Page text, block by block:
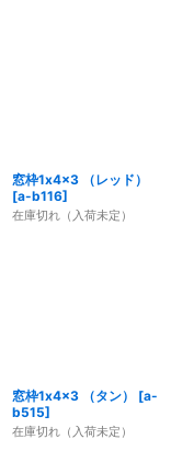
窓枠1x4x3 （レッド）
[a-b116]
在庫切れ（入荷未定）
窓枠1x4x3 （タン） [a-
b515]
在庫切れ（入荷未定）